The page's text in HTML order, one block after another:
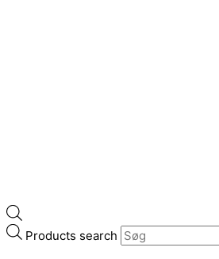
Products search